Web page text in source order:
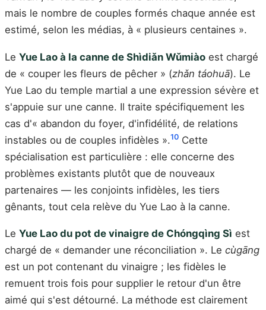
mais le nombre de couples formés chaque année est
estimé, selon les médias, à « plusieurs centaines ».
Le Yue Lao à la canne de Shìdiǎn Wǔmiào est chargé
de « couper les fleurs de pêcher » (zhǎn táohuā). Le
Yue Lao du temple martial a une expression sévère et
s'appuie sur une canne. Il traite spécifiquement les
cas d'« abandon du foyer, d'infidélité, de relations
instables ou de couples infidèles ».10 Cette
spécialisation est particulière : elle concerne des
problèmes existants plutôt que de nouveaux
partenaires — les conjoints infidèles, les tiers
gênants, tout cela relève du Yue Lao à la canne.
Le Yue Lao du pot de vinaigre de Chóngqìng Sì est
chargé de « demander une réconciliation ». Le cùgāng
est un pot contenant du vinaigre ; les fidèles le
remuent trois fois pour supplier le retour d'un être
aimé qui s'est détourné. La méthode est clairement